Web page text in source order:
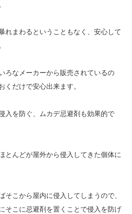
れまわるということもなく、安心して
ろなメーカーから販売されているの
くだけで安心出来ます。
入を防ぐ、ムカデ忌避剤も効果的で
とんどが屋外から侵入してきた個体に
そこから屋内に侵入してしまうので、
そこに忌避剤を置くことで侵入を防げ